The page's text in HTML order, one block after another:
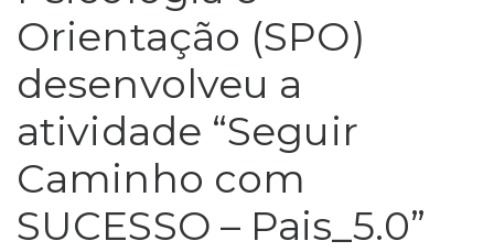
Orientação (SPO)
desenvolveu a
atividade “Seguir
Caminho com
SUCESSO – Pais_5.0”